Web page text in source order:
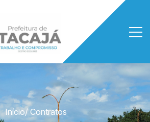
Início/ Contratos